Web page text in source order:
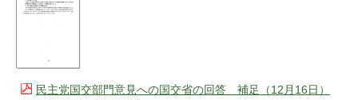
民主党国交部門意見への国交省の回答 補足（12月16日）